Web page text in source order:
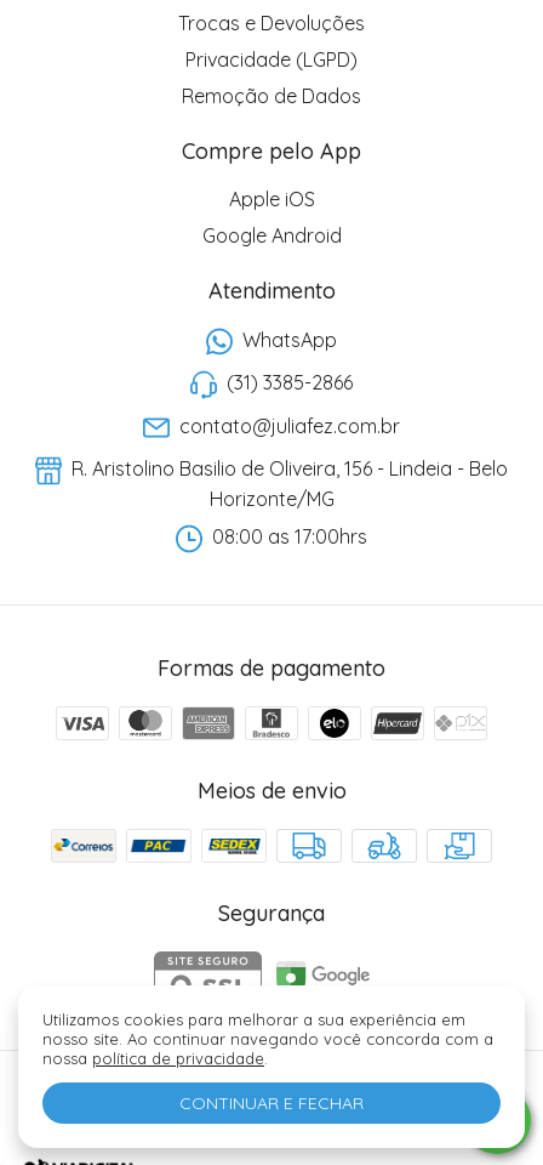
Utilizamos cookies para melhorar a sua experiência em
nosso site. Ao continuar navegando você concorda com a
nossa política de privacidade
CONTINUAR E FECHAR
Trocas e Devoluções
Privacidade (LGPD)
Remoção de Dados
Compre pelo App
Apple iOS
Google Android
Atendimento
WhatsApp
(31) 3385-2866
contato@juliafez.com.br
R. Aristolino Basilio de Oliveira, 156 - Lindeia - Belo
Horizonte/MG
08:00 as 17:00hrs
Formas de pagamento
Meios de envio
Segurança
Júlia Fez Cosméticos - 40006329000184. Copyright ©
2026 - Todos os direitos reservados.